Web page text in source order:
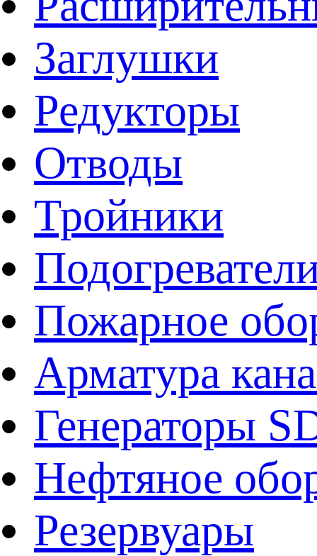
Заглушки
Редукторы
Отводы
Тройники
Пожарное
Арматура
Генераторы
Нефтяное
Резервуары